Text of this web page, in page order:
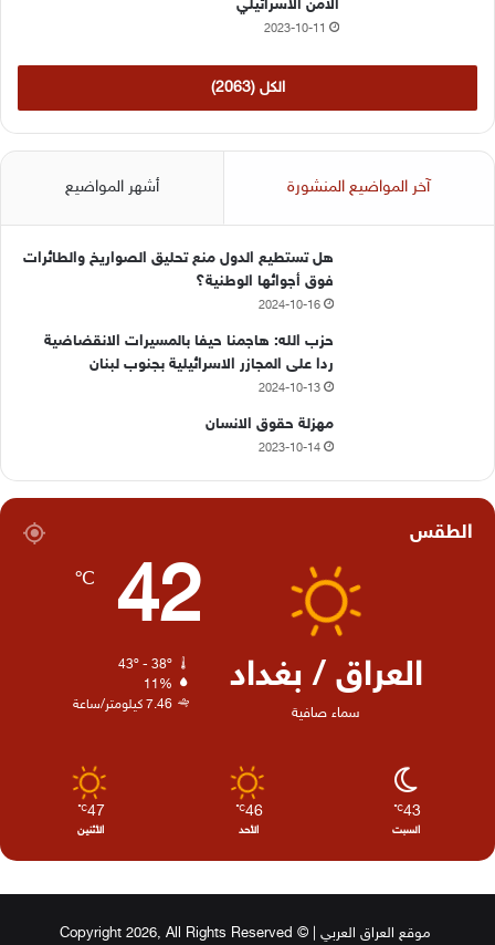
الأمن الاسرائيلي
2023-10-11
الكل (2063)
آخر المواضيع المنشورة أشهر المواضيع
هل تستطيع الدول منع تحليق الصواريخ والطائرات
فوق أجوائها الوطنية؟
2024-10-16
حزب الله: هاجمنا حيفا بالمسيرات الانقضاضية
ردا على المجازر الاسرائيلية بجنوب لبنان
2024-10-13
مهزلة حقوق الانسان
2023-10-14
الطقس
العراق / بغداد
سماء صافية
42
℃
43º - 38º
11%
7.46 كيلومتر/ساعة
43
℃
السبت
46
℃
الأحد
47
℃
الأثنين
موقع العراق العربي | © Copyright 2026, All Rights Reserved